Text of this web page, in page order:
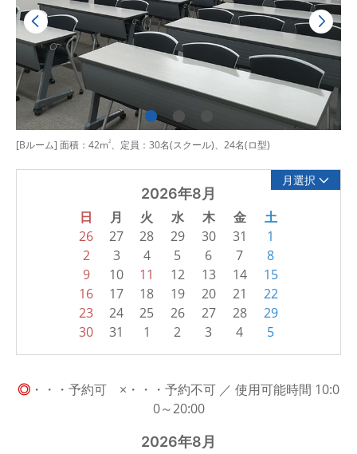
[Bルーム] 面積：42m2、定員：30名(スクール)、24名(ロ型)
月選択
2026年8月
日 月 火 水 木 金 土
26 27 28 29 30 31
1
2
3 4 5 6 7
8
9
10 11 12 13 14
15
16
17 18 19 20 21
22
23
24 25 26 27 28
29
30
31 1 2 3 4 5
◎ ・・・予約可 ×・・・予約不可 ／ 使用可能時間 10:0
0～20:00
2026年8月